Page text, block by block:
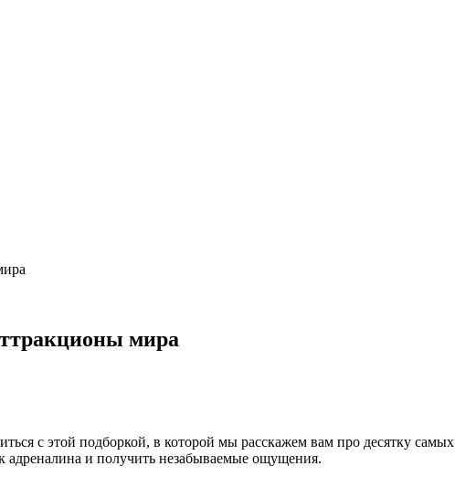
мира
с этой подборкой, в которой мы расскажем вам про десятку
и получить незабываемые ощущения.